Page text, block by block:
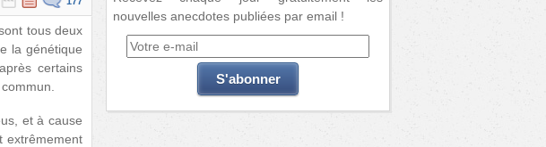
tous deux
la génétique
certains
et à cause
extrêmement
nouvelles anecdotes publiées par email !